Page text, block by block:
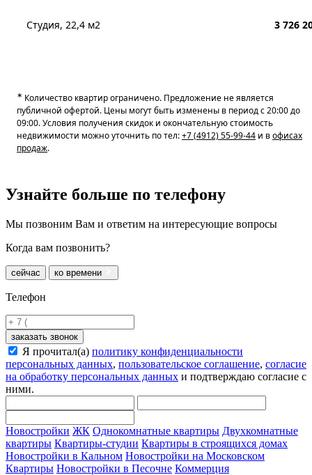
Студия, 22,4 м2 3 726
∗ Количество квартир ограничено. Предложение не является
публичной офертой. Цены могут быть изменены в период с 20:00 до
09:00. Условия получения скидок и окончательную стоимость
недвижимости можно уточнить по тел:+7 (4912) 55-99-44 и вофисах
продаж.
Узнайте больше по телефону
Мы позвоним Вам и ответим на интересующие вопросы
Когда вам позвонить?
сейчас ко времени
Телефон
заказать звонок
Я прочитал(а) политику конфиденциальности
персональных данных, пользовательское соглашение, согласие
на обработку персональных данных и подтверждаю согласие с
ними.
Новостройки ЖК Однокомнатные квартиры Двухкомнатные
квартиры Квартиры-студии Квартиры в строящихся домах
Новостройки в Кальном Новостройки на Московском
Квартиры Новостройки в Песочне Коммерция